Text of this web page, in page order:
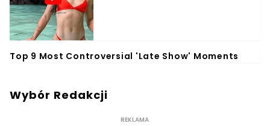
Wybór Redakcji